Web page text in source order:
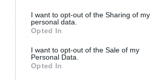
I want to opt-out of the Sharing of my
personal data.
Opted In
I want to opt-out of the Sale of my
Personal Data.
Opted In
Το τροχάδην της ΝΔ έως τις
συνάντηση Παπαμιμίκου με
το μέλλον… του πλανήτη, ο
Μυστακίδη και η Ανάσταση